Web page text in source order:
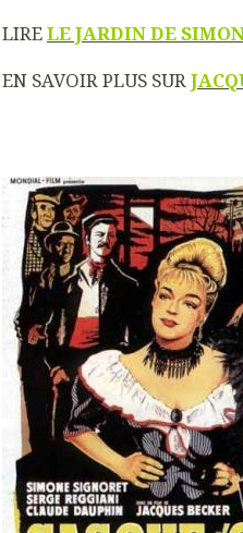
LIRELE JARDIN DE
EN SAVOIR PLUS SUR